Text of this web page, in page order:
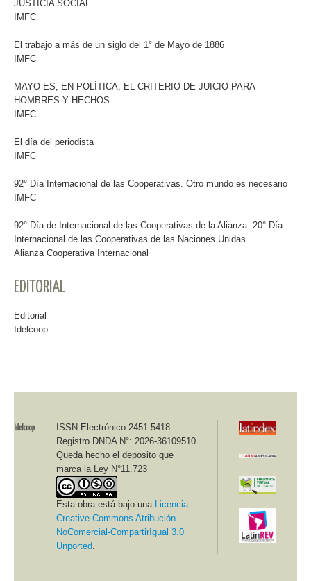
JUSTICIA SOCIAL
IMFC
El trabajo a más de un siglo del 1° de Mayo de 1886
IMFC
MAYO ES, EN POLÍTICA, EL CRITERIO DE JUICIO PARA
HOMBRES Y HECHOS
IMFC
El día del periodista
IMFC
92° Día Internacional de las Cooperativas. Otro mundo es necesario
IMFC
92° Día de Internacional de las Cooperativas de la Alianza. 20° Día
Internacional de las Cooperativas de las Naciones Unidas
Alianza Cooperativa Internacional
EDITORIAL
Editorial
Idelcoop
ISSN Electrónico 2451-5418
Registro DNDA N°: 2026-36109510
Queda hecho el deposito que
marca la Ley N°11.723
Esta obra está bajo una Licencia
Creative Commons Atribución-
NoComercial-CompartirIgual 3.0
Unported.